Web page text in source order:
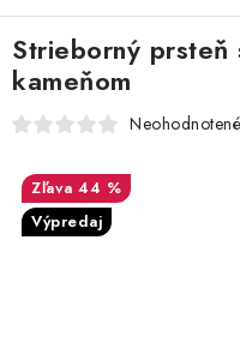
NÁHRDELNÍKY
NÁRAMKY
PRSTENE
Strieborný prsteň
kameňom
Neohodnotené
44 %
Výpredaj